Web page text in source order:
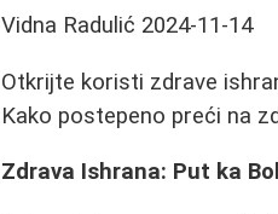
Vidna Radulić 2024-11-14
Otkrijte koristi zdrave
Kako postepeno preći na
Zdrava Ishrana: Put ka